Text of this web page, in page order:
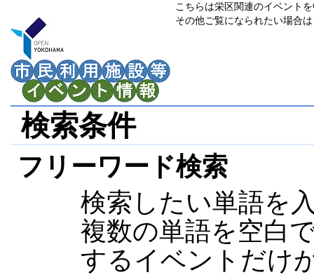
こちらは栄区関連のイベント
その他ご覧になられたい場合
検索条件
フリーワード検索
検索したい単語を
複数の単語を空白
するイベントだけ